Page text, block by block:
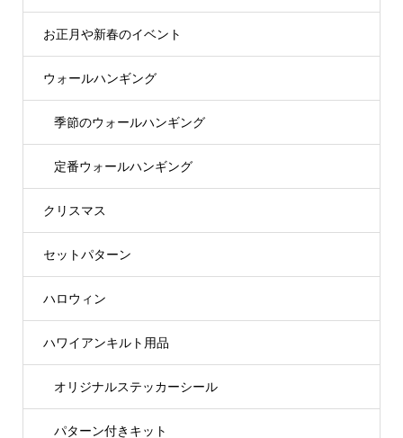
お正月や新春のイベント
ウォールハンギング
季節のウォールハンギング
定番ウォールハンギング
クリスマス
セットパターン
ハロウィン
ハワイアンキルト用品
オリジナルステッカーシール
パターン付きキット